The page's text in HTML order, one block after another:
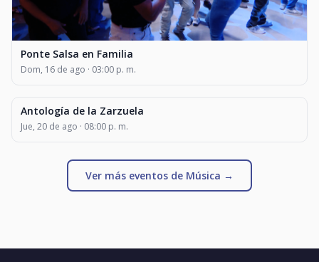
Ponte Salsa en Familia
Dom, 16 de ago · 03:00 p. m.
MÚSICA
Antología de la Zarzuela
Jue, 20 de ago · 08:00 p. m.
Ver más eventos de Música →